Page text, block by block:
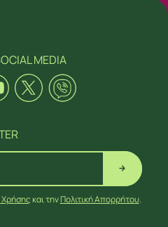
MEDIA
MEDIA
και τηνΠολιτική Απορρήτου.